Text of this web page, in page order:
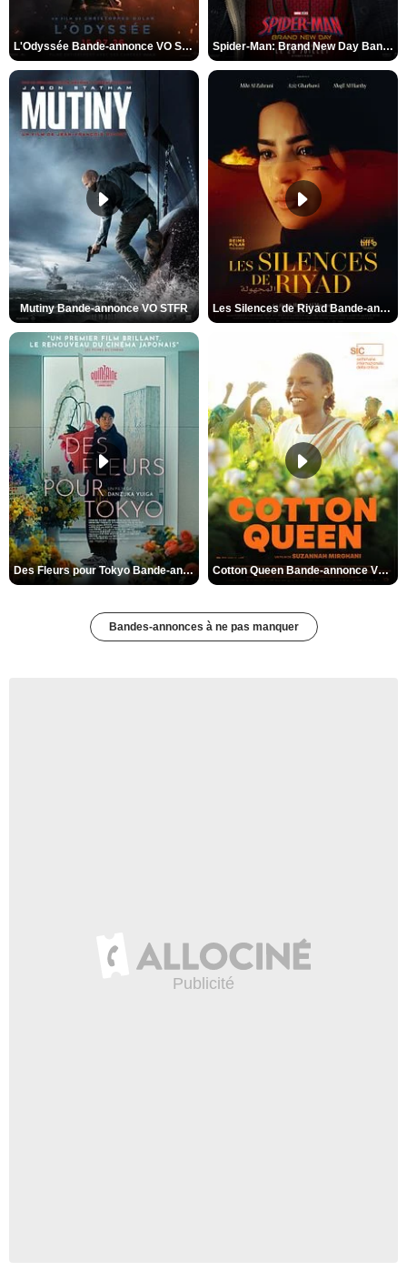
L'Odyssée Bande-annonce VO STFR Spider-Man: Brand New Day Bande-annonce VO STFR
Mutiny Bande-annonce VO STFR Les Silences de Riyad Bande-annonce VO STFR
Des Fleurs pour Tokyo Bande-annonce VO STFR Cotton Queen Bande-annonce VO STFR
Bandes-annonces à ne pas manquer